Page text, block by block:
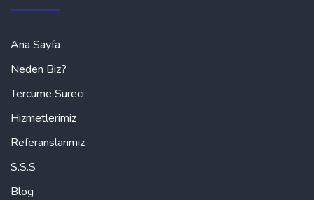
Ana Sayfa
Neden Biz?
Tercüme Süreci
Hizmetlerimiz
Referanslarımız
S.S.S
Blog